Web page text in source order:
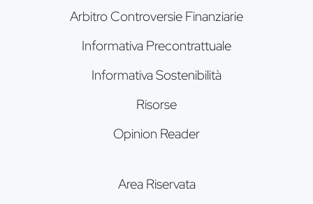
Arbitro Controversie Finanziarie
Informativa Precontrattuale
Informativa Sostenibilità
Risorse
Opinion Reader
Area Riservata